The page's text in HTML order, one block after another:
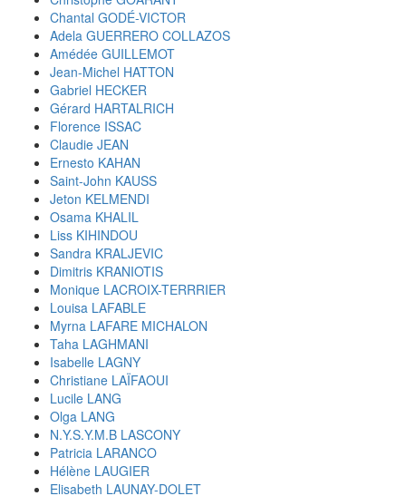
Chantal GODÉ-VICTOR
Adela GUERRERO COLLAZOS
Amédée GUILLEMOT
Jean-Michel HATTON
Gabriel HECKER
Gérard HARTALRICH
Florence ISSAC
Claudie JEAN
Ernesto KAHAN
Saint-John KAUSS
Jeton KELMENDI
Osama KHALIL
Liss KIHINDOU
Sandra KRALJEVIC
Dimitris KRANIOTIS
Monique LACROIX-TERRRIER
Louisa LAFABLE
Myrna LAFARE MICHALON
Taha LAGHMANI
Isabelle LAGNY
Christiane LAÏFAOUI
Lucile LANG
Olga LANG
N.Y.S.Y.M.B LASCONY
Patricia LARANCO
Hélène LAUGIER
Elisabeth LAUNAY-DOLET